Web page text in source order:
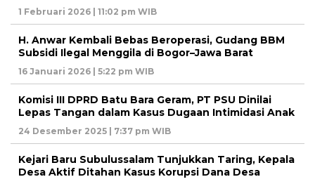
1 Februari 2026 | 11:02 pm WIB
H. Anwar Kembali Bebas Beroperasi, Gudang BBM
Subsidi Ilegal Menggila di Bogor–Jawa Barat
16 Januari 2026 | 5:22 pm WIB
Komisi III DPRD Batu Bara Geram, PT PSU Dinilai
Lepas Tangan dalam Kasus Dugaan Intimidasi Anak
24 Desember 2025 | 7:37 pm WIB
Kejari Baru Subulussalam Tunjukkan Taring, Kepala
Desa Aktif Ditahan Kasus Korupsi Dana Desa